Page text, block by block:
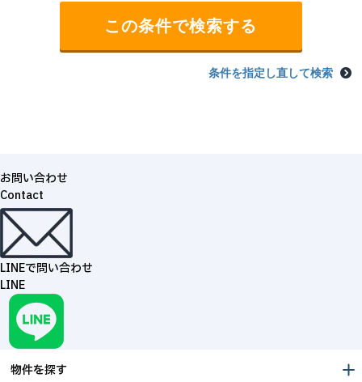
条件を指定し直して検索
お問い合わせ
Contact
LINEで問い合わせ
LINE
物件を探す